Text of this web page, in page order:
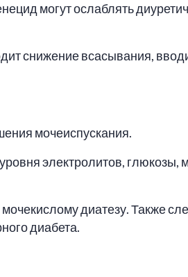
могут ослаблять
снижение всасывания,
мочеиспускания.
электролитов, глюкозы,
диатезу. Также
диабета.